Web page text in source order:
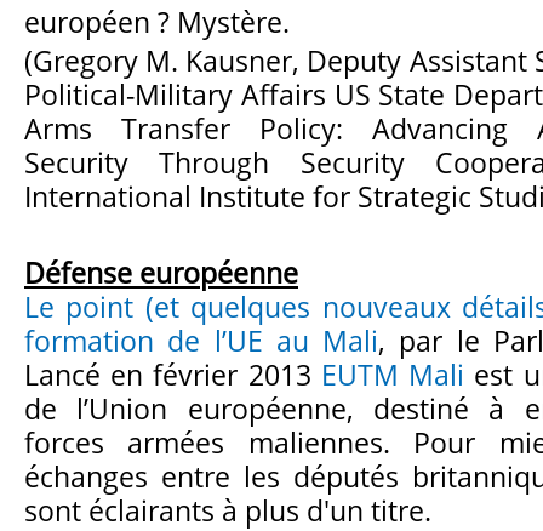
européen ? Mystère.
(Gregory M. Kausner, Deputy Assistant
Political-Military Affairs US State
Arms Transfer Policy: Advancing
Security Through Security
International Institute for Strategic
Défense européenne
Le point (et quelques nouveaux
formation de l’UE au Mali, par le
Lancé en février 2013 EUTM Mali est
de l’Union européenne, destiné à
forces armées maliennes. Pour
échanges entre les députés
sont éclairants à plus d'un titre.